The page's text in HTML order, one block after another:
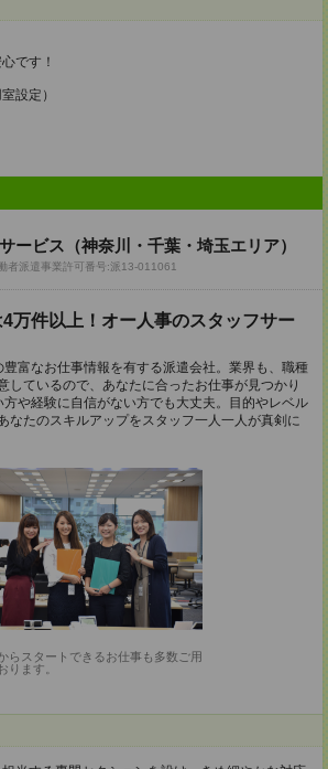
です！
設定）
ービス（神奈川・千葉・埼玉エリア）
者派遣事業許可番号:派13-011061
万件以上！オー人事のスタッフサー
富なお仕事情報を有する派遣会社。業界も、職種
しているので、あなたに合ったお仕事が見つかり
や経験に自信がない方でも大丈夫。目的やレベル
なたのスキルアップをスタッフ一人一人が真剣に
らスタートできるお仕事も多数ご用
ります。